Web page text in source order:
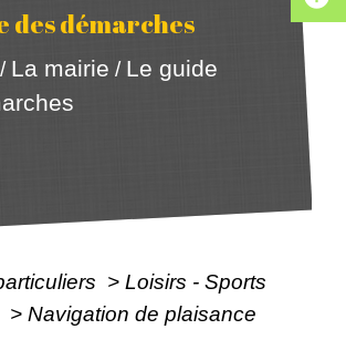
des démarches
/ La mairie / Le guide
> Loisirs - Sports
> Navigation de plaisance